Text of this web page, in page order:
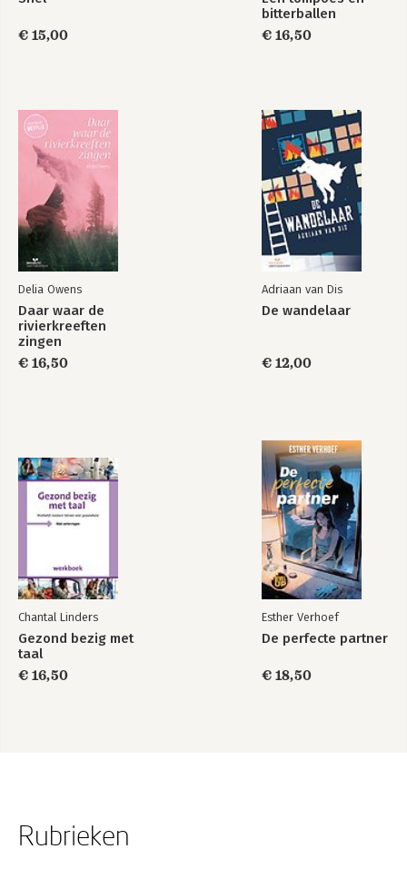
€ 15,00
bitterballen
€ 16,50
Delia Owens
Daar waar de
rivierkreeften
zingen
€ 16,50
Adriaan van Dis
De wandelaar
€ 12,00
Chantal Linders
Gezond bezig met
taal
€ 16,50
Esther Verhoef
De perfecte partner
€ 18,50
Rubrieken